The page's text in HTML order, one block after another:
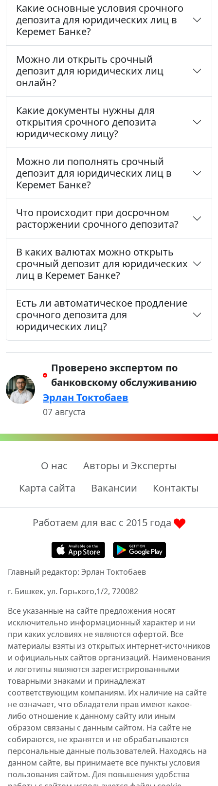
Какие основные условия срочного
депозита для юридических лиц в
Керемет Банке?
Можно ли открыть срочный
депозит для юридических лиц
онлайн?
Какие документы нужны для
открытия срочного депозита
юридическому лицу?
Можно ли пополнять срочный
депозит для юридических лиц в
Керемет Банке?
Что происходит при досрочном
расторжении срочного депозита?
В каких валютах можно открыть
срочный депозит для юридических
лиц в Керемет Банке?
Есть ли автоматическое продление
срочного депозита для
юридических лиц?
Проверено экспертом по
банковскому обслуживанию
Эрлан Токтобаев
07 августа
О нас
Авторы и Эксперты
Карта сайта
Вакансии Контакты
Работаем для вас с 2015 года
Главный редактор: Эрлан Токтобаев
г. Бишкек, ул. Горького,1/2, 720082
Все указанные на сайте предложения носят
исключительно информационный характер и ни
при каких условиях не являются офертой. Все
материалы взяты из открытых интернет-источников
и официальных сайтов организаций. Наименования
и логотипы являются зарегистрированными
товарными знаками и принадлежат
соответствующим компаниям. Их наличие на сайте
не означает, что обладатели прав имеют какое-
либо отношение к данному сайту или иным
образом связаны с данным сайтом. На сайте не
собираются, не хранятся и не обрабатываются
персональные данные пользователей. Находясь на
данном сайте, вы принимаете все пункты условия
пользования сайтом. Для повышения удобства